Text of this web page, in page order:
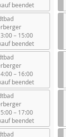
i
s
beendet
–b
i
s
15:00
beendet
–b
i
s
16:00
beendet
–b
i
s
17:00
beendet